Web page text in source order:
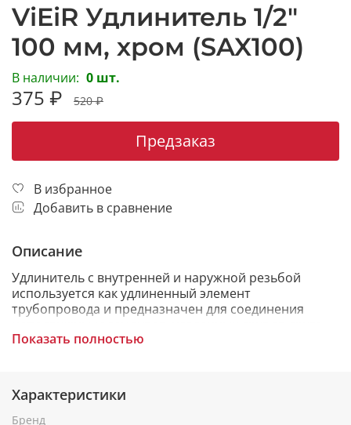
ViEiR Удлинитель 1/2"
100 мм, хром (SAX100)
В наличии: 0 шт.
375 ₽ 520 ₽
Предзаказ
В избранное
Добавить в сравнение
Описание
Удлинитель с внутренней и наружной резьбой
используется как удлиненный элемент
трубопровода и предназначен для соединения
на небольшое расстояние при монтаже
зданий. Этот удлинитель изготовлен из латуни и
покрыт хромом, что обеспечивает его
долговечность и коррозийную стойкость.
Показать полностью
Характеристики
Бренд